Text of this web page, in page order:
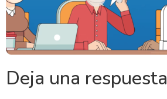
Deja una respuesta